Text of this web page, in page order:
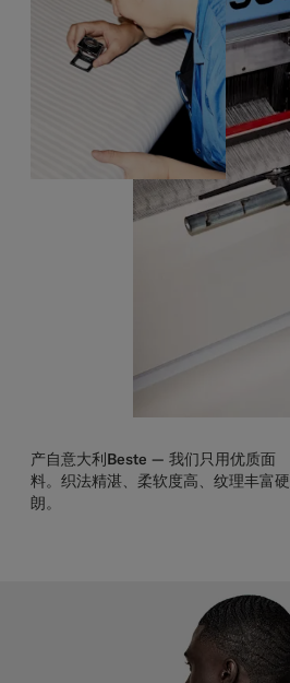
产自意大利Beste — 我们只用优质面
料。织法精湛、柔软度高、纹理丰富硬
朗。